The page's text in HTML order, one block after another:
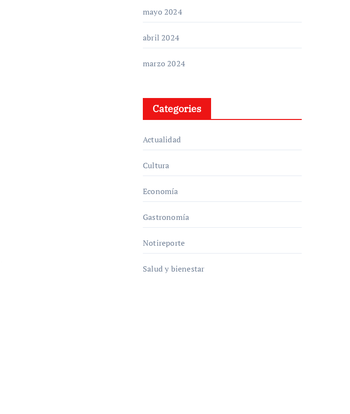
mayo 2024
abril 2024
marzo 2024
Categories
Actualidad
Cultura
Economía
Gastronomía
Notireporte
Salud y bienestar